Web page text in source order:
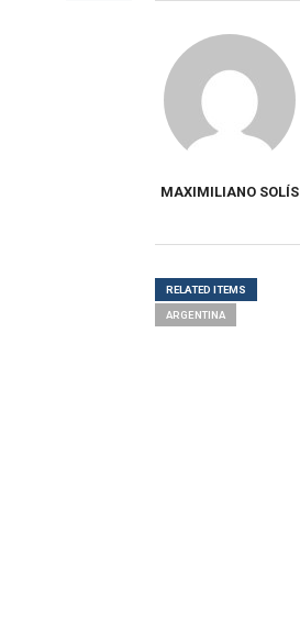
MAXIMILIANO SOLÍS
RELATED ITEMS
ARGENTINA